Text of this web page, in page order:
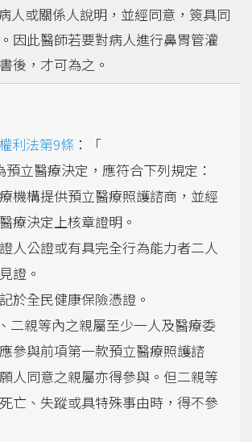
人或關係人說明，並經同意，簽具同
因此醫師若要對病人進行鼻胃管灌
後，才可為之。
利法第9條 ：「
預立醫療決定，應符合下列規定：
機構提供預立醫療照護諮商，並經
療決定上核章證明。
人公證或有具完全行為能力者二人
證。
於全民健康保險憑證。
二親等內之親屬至少一人及醫療委
參與前項第一款預立醫療照護諮
人同意之親屬亦得參與。但二親等
亡、失蹤或具特殊事由時，得不參